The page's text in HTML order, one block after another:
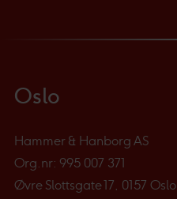
Oslo
Hammer & Hanborg AS
Org.nr: 995 007 371
Øvre Slottsgate 17, 0157 Oslo